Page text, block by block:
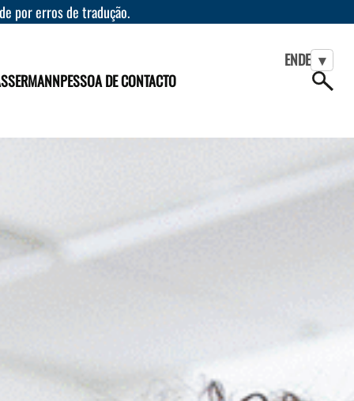
por erros de tradução.
ENDE ▾
PESSOA DE CONTACTO